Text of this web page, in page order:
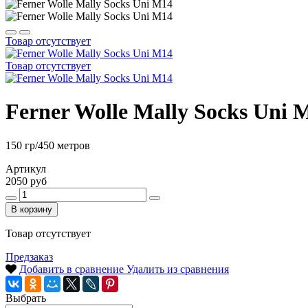
Товар отсутствует
Товар отсутствует
Ferner Wolle Mally Socks Uni
150 гр/450 метров
Артикул
2050 руб
В корзину
Товар отсутствует
Предзаказ
Добавить в сравнение Удалить из сравнения
Выбрать